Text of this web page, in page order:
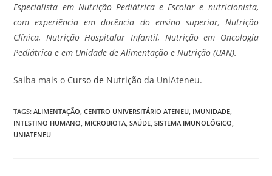
Especialista em Nutrição Pediátrica e Escolar e nutricionista,
com experiência em docência do ensino superior, Nutrição
Clínica, Nutrição Hospitalar Infantil, Nutrição em Oncologia
Pediátrica e em Unidade de Alimentação e Nutrição (UAN).
Saiba mais o Curso de Nutrição da UniAteneu.
TAGS:ALIMENTAÇÃO CENTRO UNIVERSITÁRIO ATENEU IMUNIDADE
INTESTINO HUMANO MICROBIOTA SAÚDE SISTEMA IMUNOLÓGICO
UNIATENEU